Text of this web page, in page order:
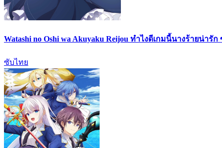
Watashi no Oshi wa Akuyaku Reijou ทำไงดีเกมนี้นางร้ายน่ารัก
ซับไทย